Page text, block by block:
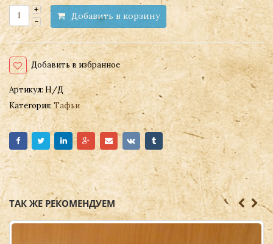
Добавить в корзину
Добавить в избранное
Артикул:Н/Д
Категория:Тафьи
ТАК ЖЕ РЕКОМЕНДУЕМ